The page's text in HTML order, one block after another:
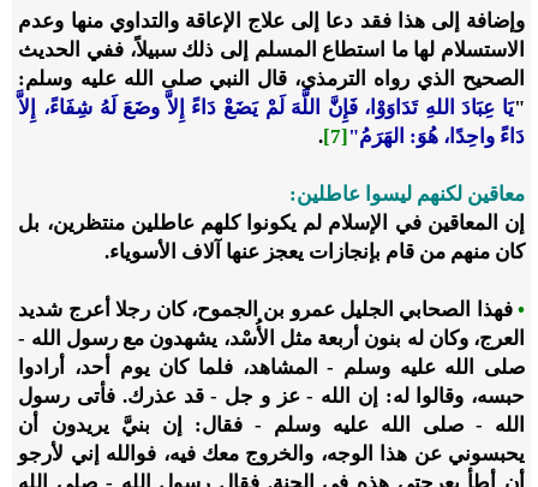
وإضافة إلى هذا فقد دعا إلى علاج الإعاقة والتداوي منها وعدم
الاستسلام لها ما استطاع المسلم إلى ذلك سبيلاً، ففي الحديث
الصحيح الذي رواه الترمذي، قال النبي صلى الله عليه وسلم:
"يَا عِبَادَ اللهِ تَدَاوَوْا، فَإِنَّ اللَّهَ لَمْ يَضَعْ دَاءً إِلاَّ وضَعَ لَهُ شِفَاءً، إِلاَّ
دَاءً واحِدًا، هُوَ: الهَرَمُ"[7]
.
معاقين لكنهم ليسوا عاطلين:
إن المعاقين في الإسلام لم يكونوا كلهم عاطلين منتظرين، بل
كان منهم من قام بإنجازات يعجز عنها آلاف الأسوياء.
• فهذا الصحابي الجليل عمرو بن الجموح، كان رجلا أعرج شديد
العرج، وكان له بنون أربعة مثل الأُسْد، يشهدون مع رسول الله -
صلى الله عليه وسلم - المشاهد، فلما كان يوم أحد، أرادوا
حبسه، وقالوا له: إن الله - عز و جل - قد عذرك. فأتى رسول
الله - صلى الله عليه وسلم - فقال: إن بنيَّ يريدون أن
يحبسوني عن هذا الوجه، والخروج معك فيه، فوالله إني لأرجو